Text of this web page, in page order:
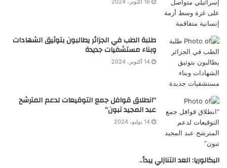
16 أكتوبر، 2024
طلبة الطب في الجزائر يطالبون بتوثيق الشهادات
وبناء مستشفيات جديدة
14 أكتوبر، 2024
“انطلاق قوافل جمع التوقيعات لدعم المترشح
عبد المجيد تبون”
14 يوليو، 2024
البكالوريا: العد التنازلي يبدأ..